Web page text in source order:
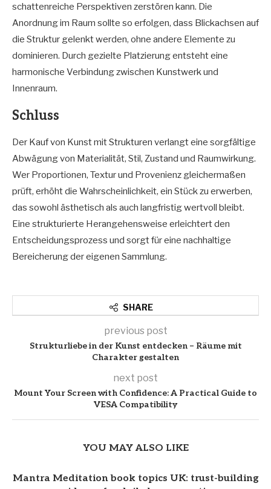
schattenreiche Perspektiven zerstören kann. Die
Anordnung im Raum sollte so erfolgen, dass Blickachsen auf
die Struktur gelenkt werden, ohne andere Elemente zu
dominieren. Durch gezielte Platzierung entsteht eine
harmonische Verbindung zwischen Kunstwerk und
Innenraum.
Schluss
Der Kauf von Kunst mit Strukturen verlangt eine sorgfältige
Abwägung von Materialität, Stil, Zustand und Raumwirkung.
Wer Proportionen, Textur und Provenienz gleichermaßen
prüft, erhöht die Wahrscheinlichkeit, ein Stück zu erwerben,
das sowohl ästhetisch als auch langfristig wertvoll bleibt.
Eine strukturierte Herangehensweise erleichtert den
Entscheidungsprozess und sorgt für eine nachhaltige
Bereicherung der eigenen Sammlung.
SHARE
previous post
Strukturliebe in der Kunst entdecken – Räume mit
Charakter gestalten
next post
Mount Your Screen with Confidence: A Practical Guide to
VESA Compatibility
YOU MAY ALSO LIKE
Mantra Meditation book topics UK: trust-building